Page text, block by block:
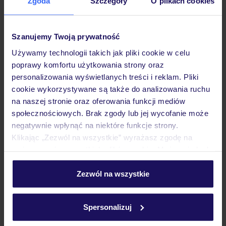
Szanujemy Twoją prywatność
Używamy technologii takich jak pliki cookie w celu
poprawy komfortu użytkowania strony oraz
personalizowania wyświetlanych treści i reklam. Pliki
cookie wykorzystywane są także do analizowania ruchu
na naszej stronie oraz oferowania funkcji mediów
społecznościowych. Brak zgody lub jej wycofanie może
negatywnie wpłynąć na niektóre funkcje strony.
Klikając „Zezwól na wszystkie” wyrażasz zgodę na
personalizować swój wybór wchodząc w zakładkę
Szczegółowe informacje o plikach cookie znajdziesz
Zezwól na wszystkie
Spersonalizuj
Hotel
Pokoje
Wyżywienie
Atrakcje
Często zadawane pytania
Jak zmienić uczestników/osobę zgłaszającą?